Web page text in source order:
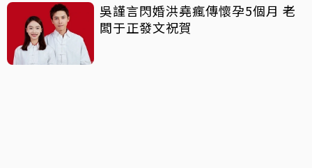
吳謹言閃婚洪堯瘋傳懷孕5個月 老
闆于正發文祝賀